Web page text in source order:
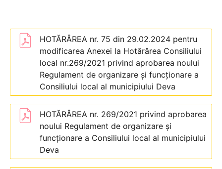
HOTĂRÂREA nr. 75 din 29.02.2024 pentru
modificarea Anexei la Hotărârea Consiliului
local nr.269/2021 privind aprobarea noului
Regulament de organizare și funcționare a
Consiliului local al municipiului Deva
HOTĂRÂREA nr. 269/2021 privind aprobarea
noului Regulament de organizare și
funcționare a Consiliului local al municipiului
Deva